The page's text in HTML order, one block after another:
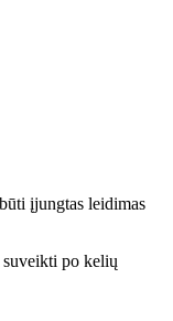
įjungtas leidimas
po kelių